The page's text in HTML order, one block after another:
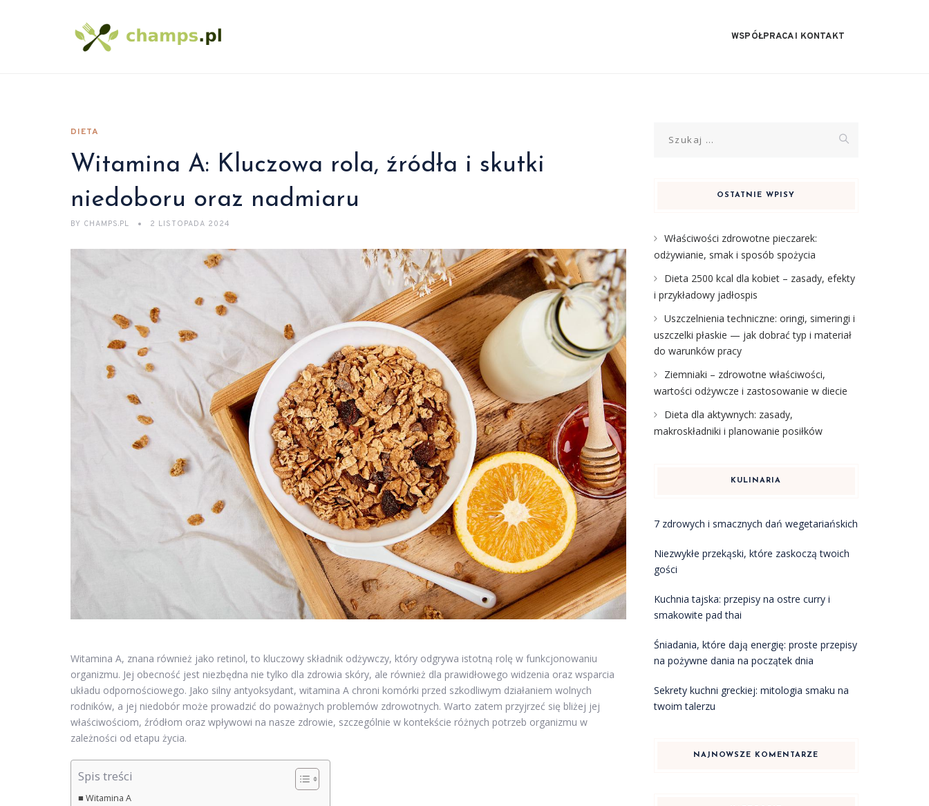
WSPÓŁPRACA I KONTAKT
DIETA
Witamina A: Kluczowa rola, źródła i skutki
niedoboru oraz nadmiaru
BY CHAMPS.PL 2 LISTOPADA 2024
Witamina A, znana również jako retinol, to kluczowy składnik odżywczy, który odgrywa istotną rolę w funkcjonowaniu
organizmu. Jej obecność jest niezbędna nie tylko dla zdrowia skóry, ale również dla prawidłowego widzenia oraz wsparcia
układu odpornościowego. Jako silny antyoksydant, witamina A chroni komórki przed szkodliwym działaniem wolnych
rodników, a jej niedobór może prowadzić do poważnych problemów zdrowotnych. Warto zatem przyjrzeć się bliżej jej
właściwościom, źródłom oraz wpływowi na nasze zdrowie, szczególnie w kontekście różnych potrzeb organizmu w
zależności od etapu życia.
Spis treści
Witamina A
OSTATNIE WPISY
Właściwości zdrowotne pieczarek:
odżywianie, smak i sposób spożycia
Dieta 2500 kcal dla kobiet – zasady, efekty
i przykładowy jadłospis
Uszczelnienia techniczne: oringi, simeringi i
uszczelki płaskie — jak dobrać typ i materiał
do warunków pracy
Ziemniaki – zdrowotne właściwości,
wartości odżywcze i zastosowanie w diecie
Dieta dla aktywnych: zasady,
makroskładniki i planowanie posiłków
KULINARIA
7 zdrowych i smacznych dań wegetariańskich
Niezwykłe przekąski, które zaskoczą twoich
gości
Kuchnia tajska: przepisy na ostre curry i
smakowite pad thai
Śniadania, które dają energię: proste przepisy
na pożywne dania na początek dnia
Sekrety kuchni greckiej: mitologia smaku na
twoim talerzu
NAJNOWSZE KOMENTARZE